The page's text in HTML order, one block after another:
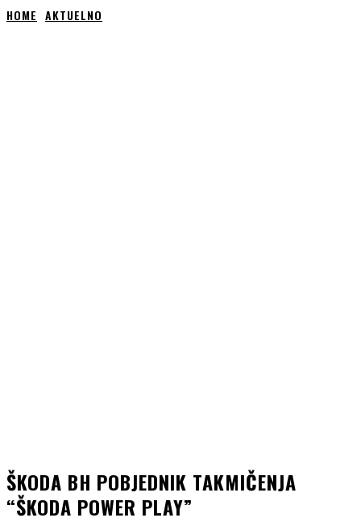
HOME AKTUELNO
ŠKODA BH POBJEDNIK TAKMIČENJA
“ŠKODA POWER PLAY”